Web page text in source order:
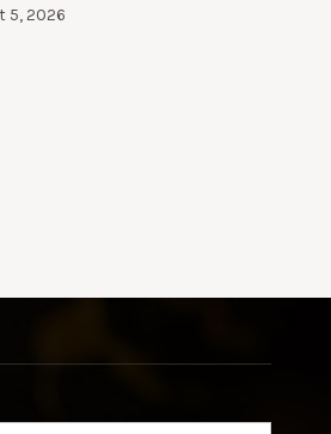
5, 2026